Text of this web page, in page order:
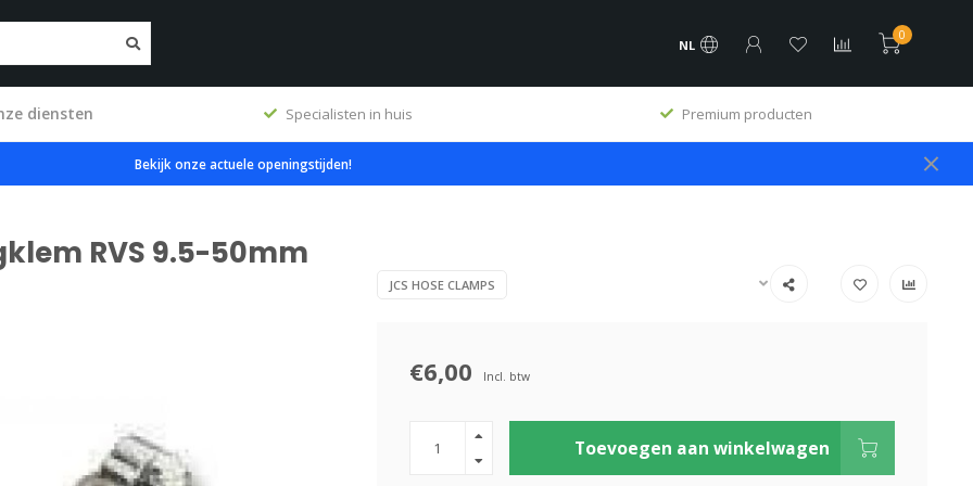
NL
0
diensten Specialisten in huis Premium producten
Bekijk onze actuele openingstijden!
RVS 9.5-50mm
JCS HOSE CLAMPS
€6,00 Incl. btw
Toevoegen aan winkelwagen